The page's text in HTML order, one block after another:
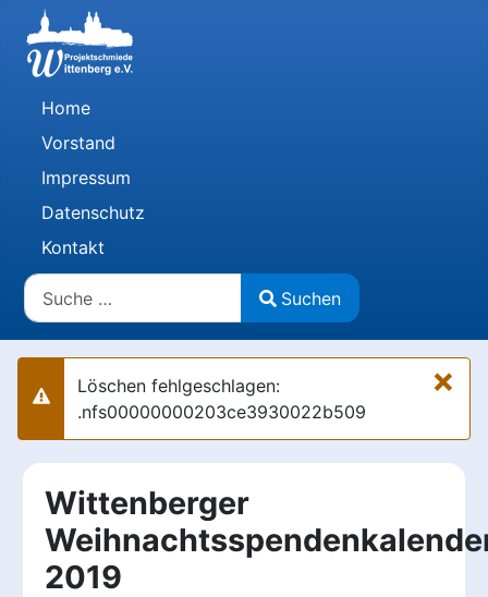
Home
Vorstand
Impressum
Datenschutz
Kontakt
Suchen
Type 2 or more characters for results.
Suchen
×
Warnung
Löschen fehlgeschlagen:
.nfs00000000203ce3930022b509
Wittenberger
2019